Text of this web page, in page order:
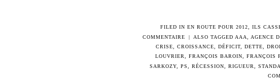
FILED IN EN ROUTE POUR 2012 ILS
COMMENTAIRE
| ALSO TAGGED AAA AGENCE
CRISE
CROISSANCE DÉFICIT DETTE
LOUVRIER
FRANÇOIS BAROIN FRANÇOIS
SARKOZY ,PS ,RÉCESSION ,RIGUEUR ,